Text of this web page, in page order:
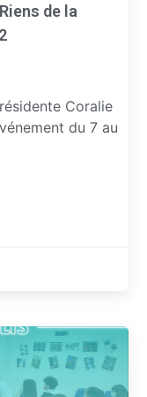
de la
Coralie
du 7 au